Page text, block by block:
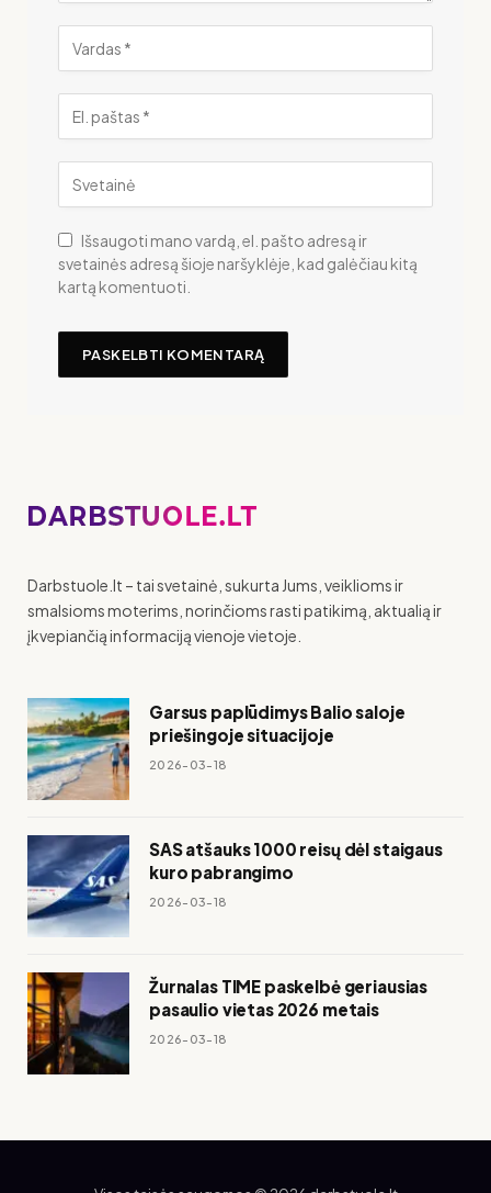
Išsaugoti mano vardą, el. pašto adresą ir
svetainės adresą šioje naršyklėje, kad galėčiau kitą
kartą komentuoti.
Darbstuole.lt – tai svetainė, sukurta Jums, veiklioms ir
smalsioms moterims, norinčioms rasti patikimą, aktualią ir
įkvepiančią informaciją vienoje vietoje.
Garsus paplūdimys Balio saloje
priešingoje situacijoje
2026-03-18
SAS atšauks 1000 reisų dėl staigaus
kuro pabrangimo
2026-03-18
Žurnalas TIME paskelbė geriausias
pasaulio vietas 2026 metais
2026-03-18